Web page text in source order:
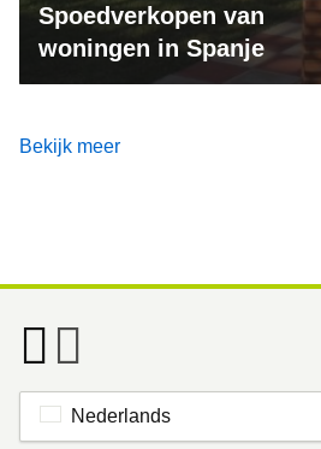
Spoedverkopen van
woningen in Spanje
Bekijk meer
Nederlands